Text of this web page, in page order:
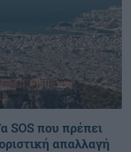
SOS που πρέπει
απαλλαγή